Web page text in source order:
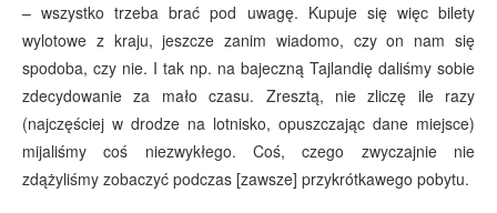
– wszystko trzeba brać pod uwagę. Kupuje się więc bilety
wylotowe z kraju, jeszcze zanim wiadomo, czy on nam się
spodoba, czy nie. I tak np. na bajeczną Tajlandię daliśmy sobie
zdecydowanie za mało czasu. Zresztą, nie zliczę ile razy
(najczęściej w drodze na lotnisko, opuszczając dane miejsce)
mijaliśmy coś niezwykłego. Coś, czego zwyczajnie nie
zdążyliśmy zobaczyć podczas [zawsze] przykrótkawego pobytu.